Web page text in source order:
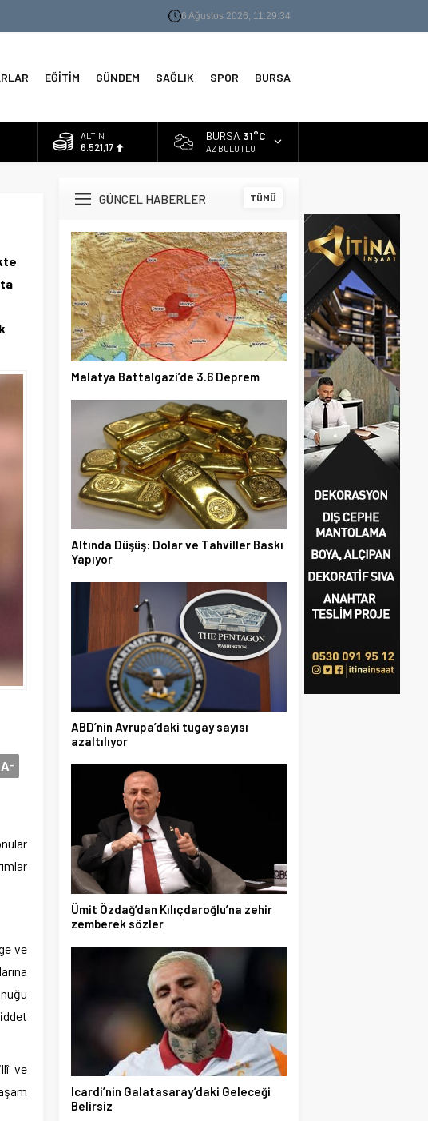
6 Ağustos 2026, 11:29:35
EĞİTİM GÜNDEM SAĞLIK SPOR BURSA
ALTIN
6.521,17
EURO
55,0659
BURSA 31°C
AZ BULUTLU
A-
ve
ve
GÜNCEL HABERLER TÜMÜ
Malatya Battalgazi’de 3.6 Deprem
Altında Düşüş: Dolar ve Tahviller Baskı
Yapıyor
ABD’nin Avrupa’daki tugay sayısı
azaltılıyor
Ümit Özdağ’dan Kılıçdaroğlu’na zehir
zemberek sözler
Icardi’nin Galatasaray’daki Geleceği
Belirsiz